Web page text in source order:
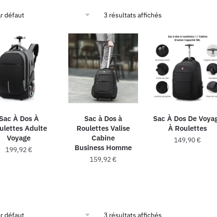
3 résultats affichés
À Dos À
Adulte
Voyage
199,92€
Sac à Dos à
Roulettes Valise
Cabine
Business Homme
159,92€
Sac À Dos De
À Roulettes
149,90€